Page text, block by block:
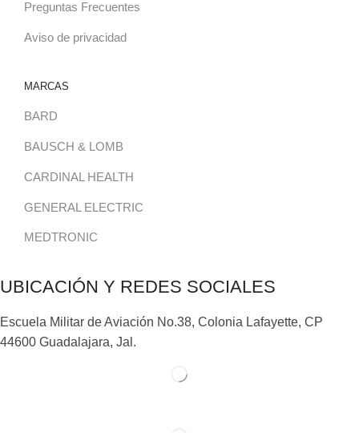
Preguntas Frecuentes
Aviso de privacidad
MARCAS
BARD
BAUSCH & LOMB
CARDINAL HEALTH
GENERAL ELECTRIC
MEDTRONIC
UBICACIÓN Y REDES SOCIALES
Escuela Militar de Aviación No.38, Colonia Lafayette, CP
44600 Guadalajara, Jal.